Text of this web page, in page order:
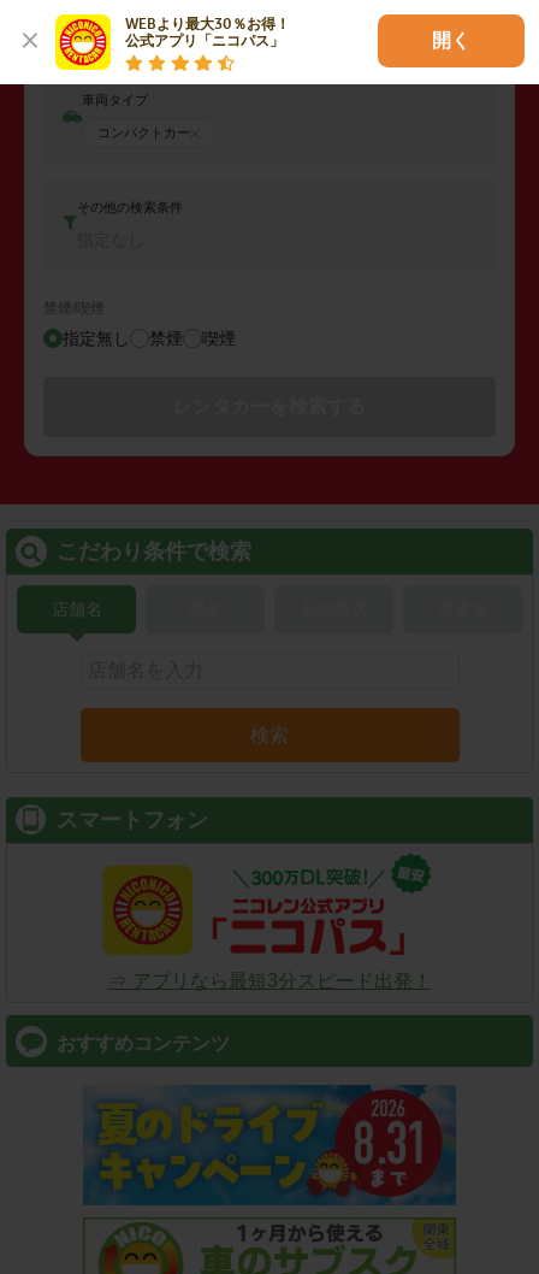
WEBより最大30％お得！
公式アプリ「ニコパス」
開く
2026年08月10日 (月) 10:00
車両タイプ
コンパクトカー
その他の検索条件
禁煙/喫煙
指定無し 禁煙 喫煙
こだわり条件で検索
店舗名
検索
スマートフォン
⇒ アプリなら最短3分スピード出発！
おすすめコンテンツ